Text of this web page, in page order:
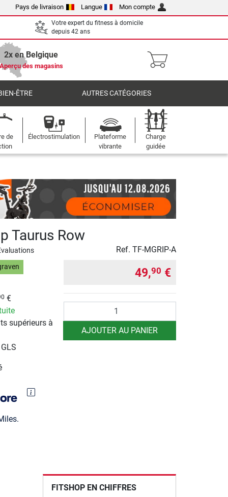
Pays de livraison Langue Mon compte
Votre expert du fitness à domicile
depuis 42 ans
2x en Belgique
des magasins
ÊTRE AUTRES CATÉGORIES
de
Électrostimulation
Plateforme
vibrante
Charge
guidée
Taurus Row
Ref. TF-MGRIP-A
€
supérieurs à
49,90 €
AJOUTER AU PANIER
FITSHOP EN CHIFFRES